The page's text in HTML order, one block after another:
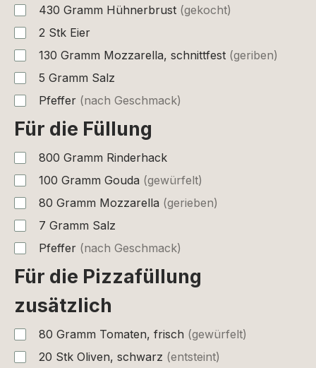
430 Gramm Hühnerbrust (gekocht)
2 Stk Eier
130 Gramm Mozzarella, schnittfest (geriben)
5 Gramm Salz
Pfeffer (nach Geschmack)
Für die Füllung
800 Gramm Rinderhack
100 Gramm Gouda (gewürfelt)
80 Gramm Mozzarella (gerieben)
7 Gramm Salz
Pfeffer (nach Geschmack)
Für die Pizzafüllung
zusätzlich
80 Gramm Tomaten, frisch (gewürfelt)
20 Stk Oliven, schwarz (entsteint)